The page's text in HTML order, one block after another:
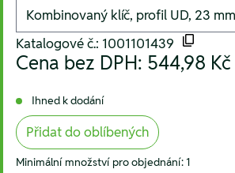
Katalogové č.: 1001101439
Cena bez DPH: 544,98 Kč
Ihned k dodání
Přidat do oblíbených
Minimální množství pro objednání: 1